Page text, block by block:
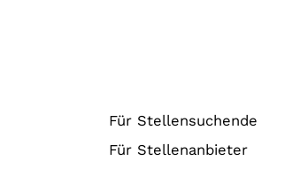
Für Stellensuchende
Für Stellenanbieter